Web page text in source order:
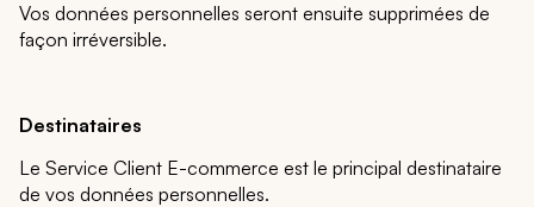
Vos données personnelles seront ensuite supprimées de
façon irréversible.
Destinataires
Le Service Client E-commerce est le principal destinataire
de vos données personnelles.